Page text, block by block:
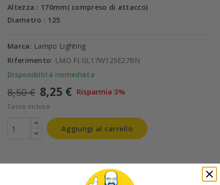
Altezza : 170mm( compreso di attacco)
Diametro : 125
Marca: Lampo Lighting
Riferimento: LMO FLGL17W125E27BN
Disponibilità immediata
8,50 € 8,25 € Risparmia 3%
Tasse incluse
Aggiungi al carrello